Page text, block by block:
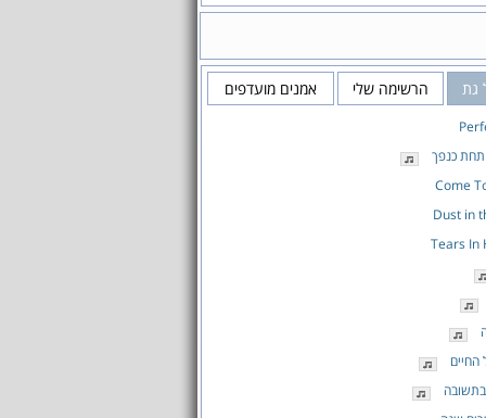
גת הרשימה שלי אמנים מועדפים
תחת כנפך
Come
Dust in
Tears In
החיים